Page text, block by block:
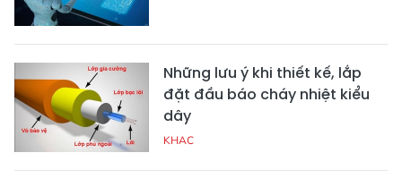
Những lưu ý khi thiết kế, lắp
đặt đầu báo cháy nhiệt kiểu
dây
KHAC